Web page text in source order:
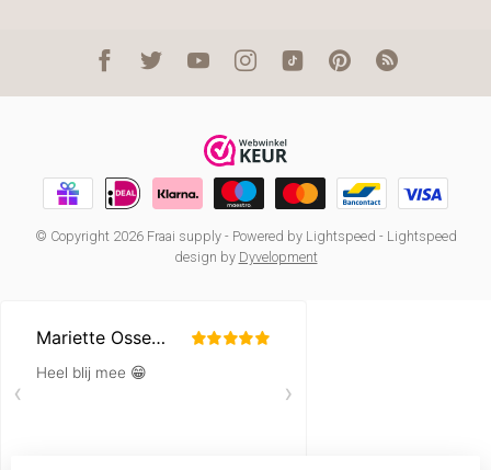
© Copyright 2026 Fraai supply- Powered by Lightspeed - Lightspeed
design by Dyvelopment